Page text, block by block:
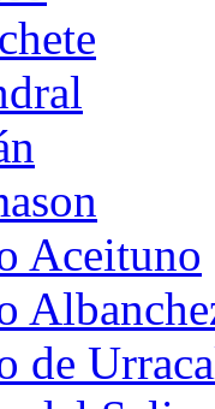
Aceituno
de